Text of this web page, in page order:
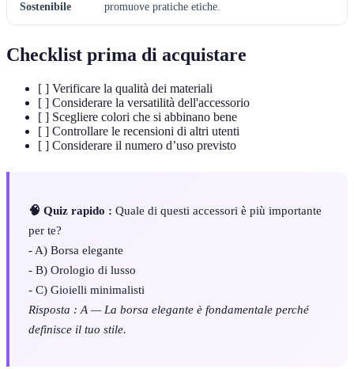
Sostenibile
promuove pratiche etiche.
Checklist prima di acquistare
[ ] Verificare la qualità dei materiali
[ ] Considerare la versatilità dell'accessorio
[ ] Scegliere colori che si abbinano bene
[ ] Controllare le recensioni di altri utenti
[ ] Considerare il numero d’uso previsto
🧠 Quiz rapido : Quale di questi accessori è più importante
per te?
- A) Borsa elegante
- B) Orologio di lusso
- C) Gioielli minimalisti
Risposta : A — La borsa elegante è fondamentale perché
definisce il tuo stile.